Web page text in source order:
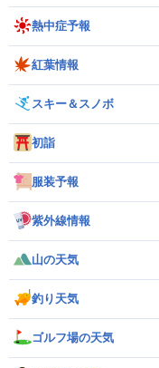
熱中症予報
紅葉情報
スキー＆スノボ
初詣
服装予報
紫外線情報
山の天気
釣り天気
ゴルフ場の天気